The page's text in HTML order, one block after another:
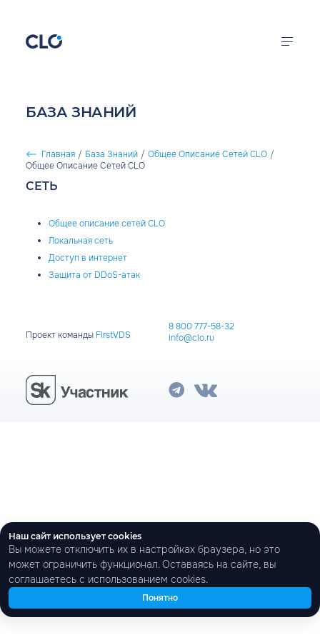
серверы
Решения
Компания
БАЗА ЗНАНИЙ
СТРОКА НАВИГАЦИИ
Главная / База Знаний / Общее Описание Сетей CLO /
Общее Описание Сетей CLO
СЕТЬ
Общее описание сетей CLO
Локальная сеть
Доступ в интернет
Защита от DDoS-атак
Проект команды FirstVDS
8 800 777-58-32
info@clo.ru
Наш сайт использует cookies
Вы можете отключить их в настройках браузера, но это
может ограничить функционал. Оставаясь на сайте, вы
соглашаетесь с использованием cookies.
Понятно